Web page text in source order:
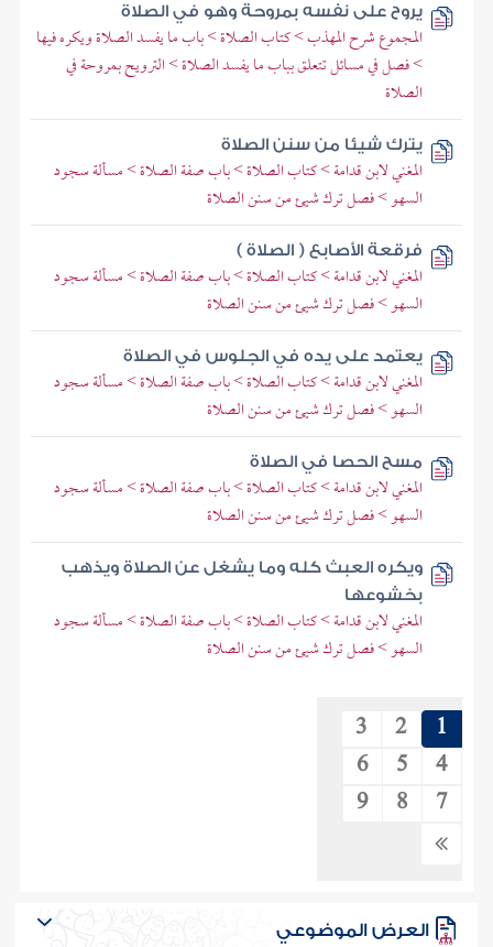
يروح على نفسه بمروحة وهو في الصلاة
المجموع شرح المهذب > كتاب الصلاة > باب ما يفسد الصلاة ويكره فيها
> فصل في مسائل تتعلق بباب ما يفسد الصلاة > الترويح بمروحة في
الصلاة
يترك شيئا من سنن الصلاة
المغني لابن قدامة > كتاب الصلاة > باب صفة الصلاة > مسألة سجود
السهو > فصل ترك شيئ من سنن الصلاة
فرقعة الأصابع ( الصلاة )
المغني لابن قدامة > كتاب الصلاة > باب صفة الصلاة > مسألة سجود
السهو > فصل ترك شيئ من سنن الصلاة
يعتمد على يده في الجلوس في الصلاة
المغني لابن قدامة > كتاب الصلاة > باب صفة الصلاة > مسألة سجود
السهو > فصل ترك شيئ من سنن الصلاة
مسح الحصا في الصلاة
المغني لابن قدامة > كتاب الصلاة > باب صفة الصلاة > مسألة سجود
السهو > فصل ترك شيئ من سنن الصلاة
ويكره العبث كله وما يشغل عن الصلاة ويذهب
بخشوعها
المغني لابن قدامة > كتاب الصلاة > باب صفة الصلاة > مسألة سجود
السهو > فصل ترك شيئ من سنن الصلاة
1
2
3
4
5
6
7
8
9
العرض الموضوعي